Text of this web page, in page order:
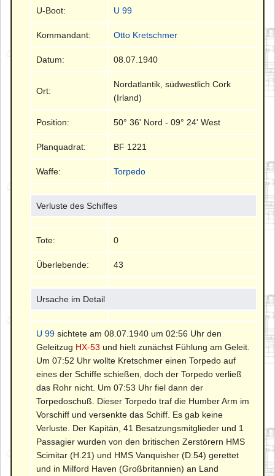
U-Boot: U 99
Kommandant: Otto Kretschmer
Datum: 08.07.1940
Ort:
Nordatlantik, südwestlich Cork
(Irland)
Position: 50° 36' Nord - 09° 24' West
Planquadrat: BF 1221
Waffe: Torpedo
Verluste des Schiffes
Tote: 0
Überlebende: 43
Ursache im Detail
U 99 sichtete am 08.07.1940 um 02:56 Uhr den
Geleitzug HX-53 und hielt zunächst Fühlung am Geleit.
Um 07:52 Uhr wollte Kretschmer einen Torpedo auf
eines der Schiffe schießen, doch der Torpedo verließ
das Rohr nicht. Um 07:53 Uhr fiel dann der
Torpedoschuß. Dieser Torpedo traf die Humber Arm im
Vorschiff und versenkte das Schiff. Es gab keine
Verluste. Der Kapitän, 41 Besatzungsmitglieder und 1
Passagier wurden von den britischen Zerstörern HMS
Scimitar (H.21) und HMS Vanquisher (D.54) gerettet
und in Milford Haven (Großbritannien) an Land